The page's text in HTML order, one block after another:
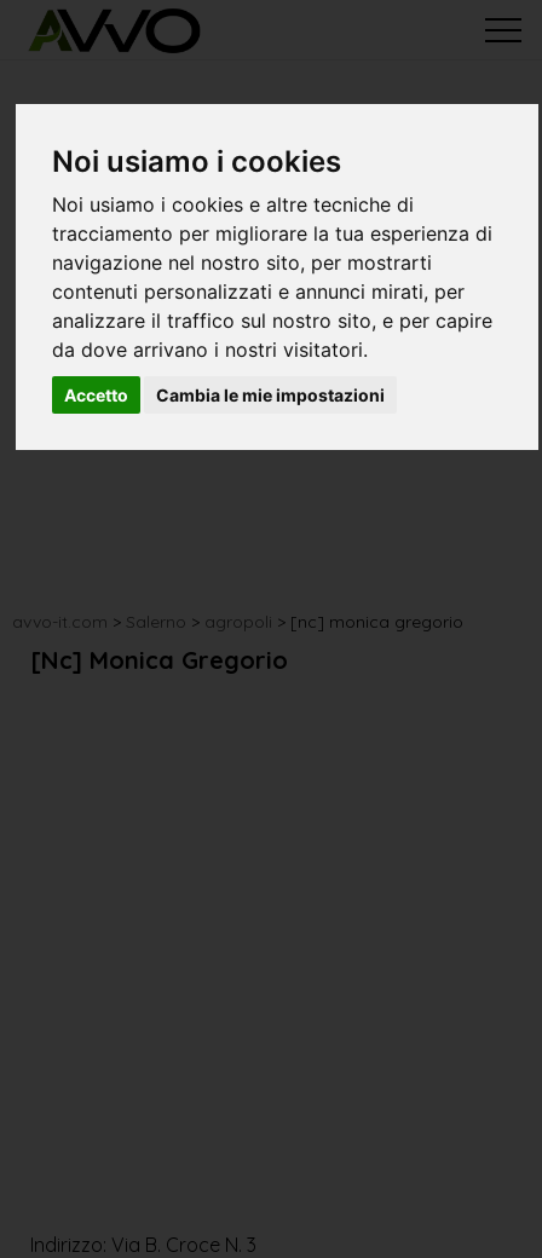
Noi usiamo i cookies
Noi usiamo i cookies e altre tecniche di
tracciamento per migliorare la tua esperienza di
navigazione nel nostro sito, per mostrarti
contenuti personalizzati e annunci mirati, per
analizzare il traffico sul nostro sito, e per capire
da dove arrivano i nostri visitatori.
Accetto Cambia le mie impostazioni
avvo-it.com > Salerno > agropoli > [nc] monica gregorio
[nc] Monica Gregorio
Indirizzo: Via B. Croce N. 3